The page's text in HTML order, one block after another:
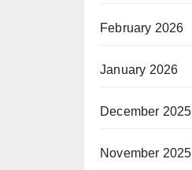
February 2026
January 2026
December 2025
November 2025